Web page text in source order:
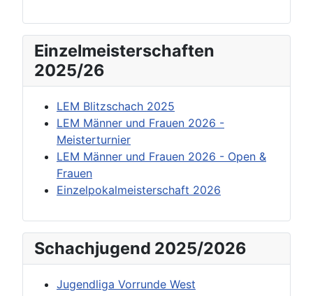
Einzelmeisterschaften
2025/26
LEM Blitzschach 2025
LEM Männer und Frauen 2026 -
Meisterturnier
LEM Männer und Frauen 2026 - Open &
Frauen
Einzelpokalmeisterschaft 2026
Schachjugend 2025/2026
Jugendliga Vorrunde West